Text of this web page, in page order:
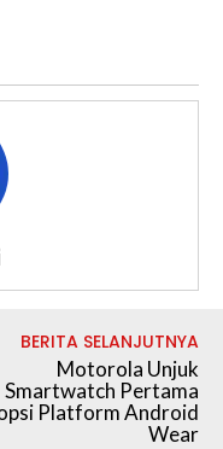
BERITA SELANJUTNYA
Motorola Unjuk
Smartwatch Pertama
Platform Android
Wear